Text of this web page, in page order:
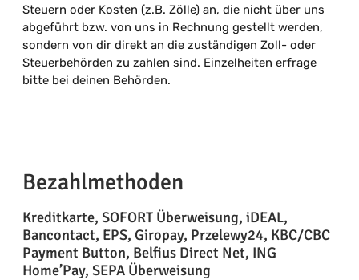
Steuern oder Kosten (z.B. Zölle) an, die nicht über uns
abgeführt bzw. von uns in Rechnung gestellt werden,
sondern von dir direkt an die zuständigen Zoll- oder
Steuerbehörden zu zahlen sind. Einzelheiten erfrage
bitte bei deinen Behörden.
Bezahlmethoden
Kreditkarte, SOFORT Überweisung, iDEAL,
Bancontact, EPS, Giropay, Przelewy24, KBC/CBC
Payment Button, Belfius Direct Net, ING
Home’Pay, SEPA Überweisung